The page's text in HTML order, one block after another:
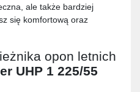
ale także bardziej
się komfortową oraz
opon letnich
UHP 1 225/55